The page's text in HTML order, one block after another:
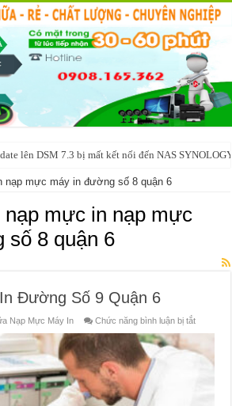
lên DSM 7.3 bị mất kết nối đến NAS
nạp mực máy in đường số 8 quận 6
nạp mực in nạp mực
số 8 quận 6
Đường Số 9 Quận 6
Nạp Mực Máy In Chức năng bình luận bị tắtở
In
Đường